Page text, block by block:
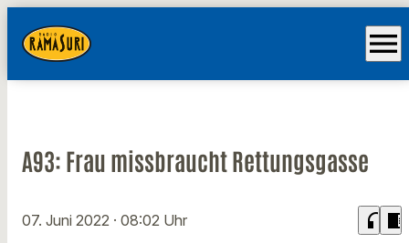
menu
A93: Frau missbraucht Rettungsgasse
07. Juni 2022 · 08:02 Uhr headphones chrome_reader_mode